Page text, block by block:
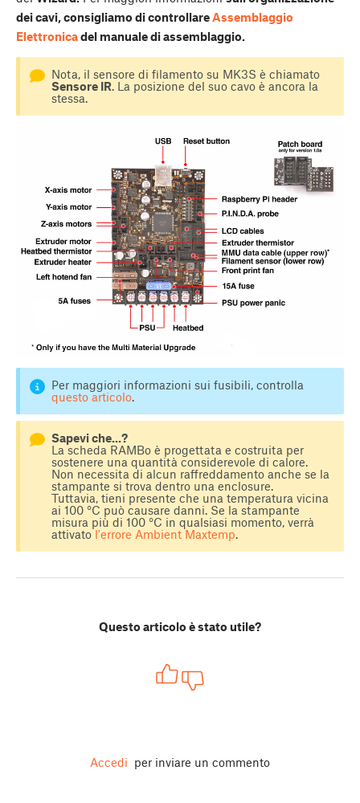
dei cavi, consigliamo di controllareAssemblaggio
Elettronicadel manuale di assemblaggio.
Nota, il sensore di filamento su MK3S è chiamato
Sensore IR. La posizione del suo cavo è ancora la
stessa.
Per maggiori informazioni sui fusibili, controlla
questo articolo.
Sapevi che...?
La scheda RAMBo è progettata e costruita per
sostenere una quantità considerevole di calore.
Non necessita di alcun raffreddamento anche se la
stampante si trova dentro una enclosure.
Tuttavia, tieni presente che una temperatura vicina
ai 100 °C può causare danni. Se la stampante
misura più di 100 °C in qualsiasi momento, verrà
attivatol'errore Ambient Maxtemp.
Questo articolo è stato utile?
Accedi per inviare un commento